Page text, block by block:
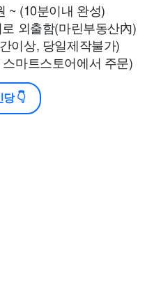
~ (10분이내 완성)
외출함(마린부동산內)
이상, 당일제작불가)
마트스토어에서 주문)
당 👇